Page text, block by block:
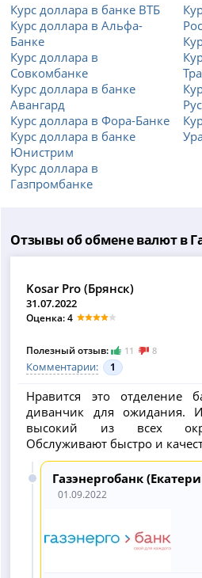
Курс доллара в банке ВТБ
Курс доллара в Альфа-
Банке
Курс доллара в
Совкомбанке
Курс доллара в банке
Авангард
Курс доллара в Фора-Банке
Курс доллара в банке
Юнистрим
Курс доллара в
Газпромбанке
Отзывы об обмене валют в
Kosar Pro (Брянск)
31.07.2022
Оценка: 4
Полезный отзыв: 11 8
Комментарии: 1
Нравится это отделение
диванчик для ожидания.
высокий из всех
Обслуживают быстро и
Газэнергобанк
01.09.2022